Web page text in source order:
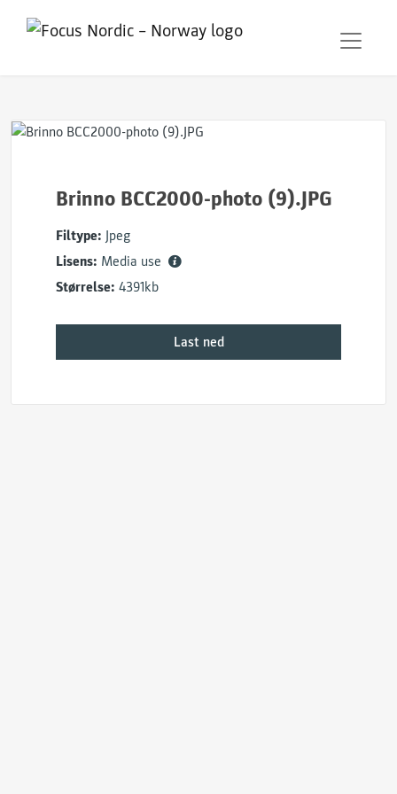
Brinno BCC2000-photo (9).JPG
Filtype: Jpeg
Lisens: Media use
Størrelse: 4391kb
Last ned